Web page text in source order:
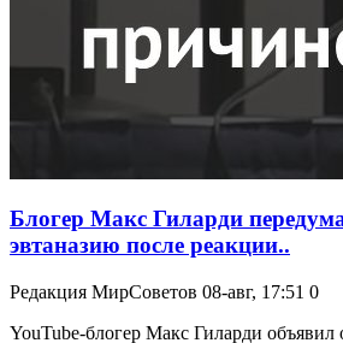
Блогер Макс Гиларди
эвтаназию после реакции..
Редакция МирСоветов 08-авг, 17:51 0
YouTube-блогер Макс Гиларди объявил